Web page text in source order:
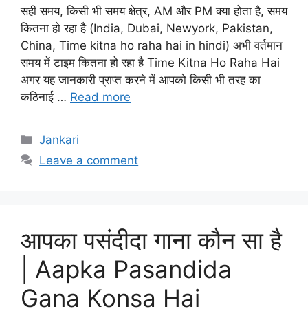
सही समय, किसी भी समय क्षेत्र, AM और PM क्या होता है, समय
कितना हो रहा है (India, Dubai, Newyork, Pakistan,
China, Time kitna ho raha hai in hindi) अभी वर्तमान
समय में टाइम कितना हो रहा है Time Kitna Ho Raha Hai
अगर यह जानकारी प्राप्त करने में आपको किसी भी तरह का
कठिनाई … Read more
Categories
Jankari
Leave a comment
आपका पसंदीदा गाना कौन सा है
| Aapka Pasandida
Gana Konsa Hai